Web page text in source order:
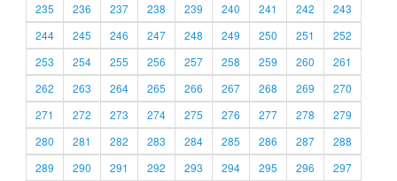
235
236 237 238 239 240 241 242
243
244
245 246 247 248 249 250 251
252
253
254 255 256 257 258 259 260
261
262
263 264 265 266 267 268 269
270
271
272 273 274 275 276 277 278
279
280
281 282 283 284 285 286 287
288
289
290 291 292 293 294 295 296 297